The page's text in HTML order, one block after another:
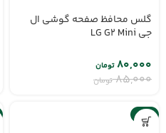
گلس محافظ صفحه گوشی ال
جی LG G2 Mini
۸۵,۰۰۰ تومان
۸۰,۰۰۰تومان
-6%